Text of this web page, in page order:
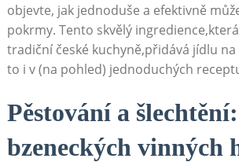
⁢objevte, jak ‌jednoduše ​a efektivně
pokrmy. Tento skvělý​
tradiční české kuchyně,přidává jídlu
to i​ v (na ​pohled)⁣ jednoduchých
Pěstování a
bzeneckých vinných